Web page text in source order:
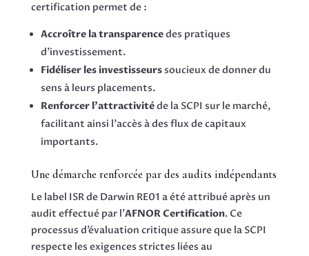
certification permet de :
Accroître la transparencedes pratiques
d’investissement.
Fidéliser les investisseurssoucieux de donner du
sens à leurs placements.
Renforcer l’attractivitéde la SCPI sur le marché,
facilitant ainsi l’accès à des flux de capitaux
importants.
Une démarche renforcée par des audits indépendants
Le label ISR de Darwin RE01 a été attribué après un
audit effectué par l’AFNOR Certification. Ce
processus d’évaluation critique assure que la SCPI
respecte les exigences strictes liées au